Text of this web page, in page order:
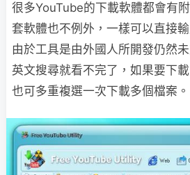
很多YouTube的下載軟體都會有
套軟體也不例外，一樣可以直接
由於工具是由外國人所開發仍然
英文搜尋就看不完了，如果要下
也可多重複選一次下載多個檔案。